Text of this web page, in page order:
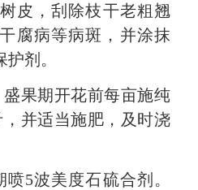
，刮除枝干老粗翘
腐病等病斑，并涂抹
剂。
果期开花前每亩施纯
并适当施肥，及时浇
5波美度石硫合剂。